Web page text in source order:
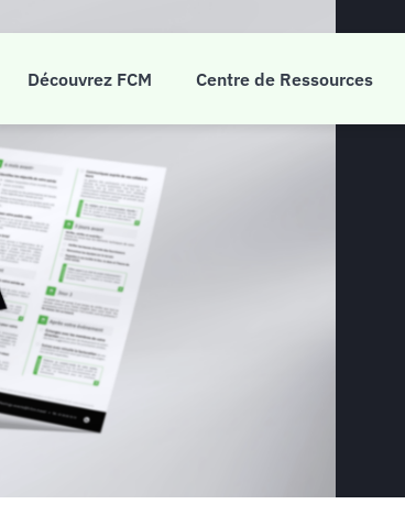
Découvrez FCM Centre de Ressources